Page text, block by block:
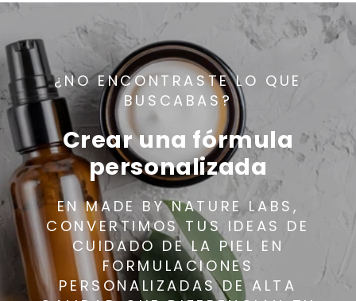
¿NO ENCONTRASTE LO QUE
BUSCABAS?
Crear una fórmula
personalizada
EN MADE BY NATURE LABS,
CONVERTIMOS TUS IDEAS DE
CUIDADO DE LA PIEL EN
FORMULACIONES
PERSONALIZADAS DE ALTA